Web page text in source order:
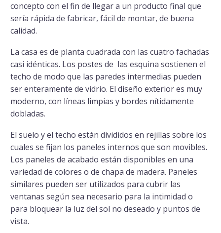
concepto con el fin de llegar a un producto final que
sería rápida de fabricar, fácil de montar, de buena
calidad.
La casa es de planta cuadrada con las cuatro fachadas
casi idénticas. Los postes de las esquina sostienen el
techo de modo que las paredes intermedias pueden
ser enteramente de vidrio. El diseño exterior es muy
moderno, con líneas limpias y bordes nítidamente
dobladas.
El suelo y el techo están divididos en rejillas sobre los
cuales se fijan los paneles internos que son movibles.
Los paneles de acabado están disponibles en una
variedad de colores o de chapa de madera. Paneles
similares pueden ser utilizados para cubrir las
ventanas según sea necesario para la intimidad o
para bloquear la luz del sol no deseado y puntos de
vista.